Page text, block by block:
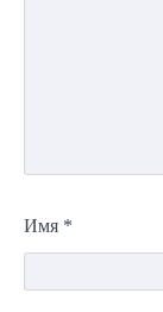
Имя *